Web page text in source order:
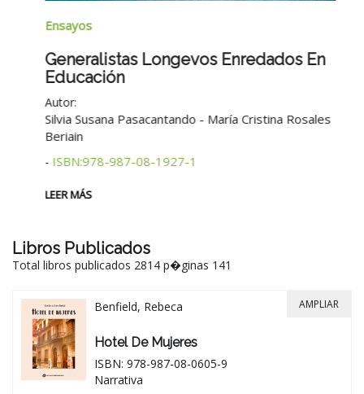
Ensayos
Generalistas Longevos Enredados En
Educación
Autor:
Silvia Susana Pasacantando - María Cristina Rosales
Beriain
ISBN:978-987-08-1927-1
LEER MÁS
Libros Publicados
Total libros publicados 2814 p�ginas 141
Benfield, Rebeca
Hotel De Mujeres
ISBN: 978-987-08-0605-9
Narrativa
AMPLIAR